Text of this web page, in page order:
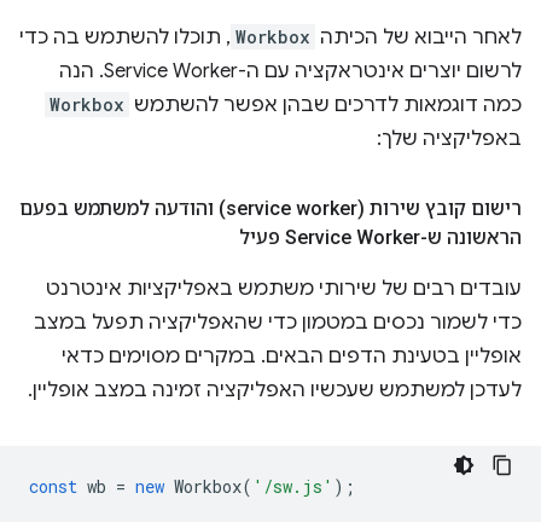
לאחר הייבוא של הכיתה Workbox , תוכלו להשתמש בה כדי
לרשום יוצרים אינטראקציה עם ה-Service Worker. הנה
כמה דוגמאות לדרכים שבהן אפשר להשתמש Workbox
באפליקציה שלך:
רישום קובץ שירות (service worker) והודעה למשתמש בפעם
הראשונה ש-Service Worker פעיל
עובדים רבים של שירותי משתמש באפליקציות אינטרנט
כדי לשמור נכסים במטמון כדי שהאפליקציה תפעל במצב
אופליין בטעינת הדפים הבאים. במקרים מסוימים כדאי
לעדכן למשתמש שעכשיו האפליקציה זמינה במצב אופליין.
const wb = new Workbox( '/sw.js' );